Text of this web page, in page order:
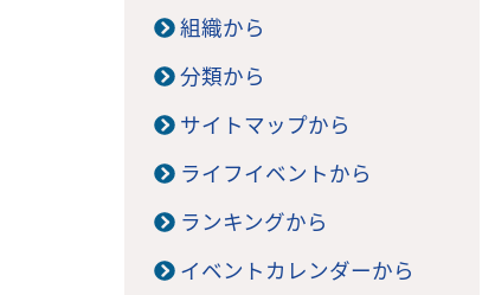
組織から
分類から
サイトマップから
ライフイベントから
ランキングから
イベントカレンダーから